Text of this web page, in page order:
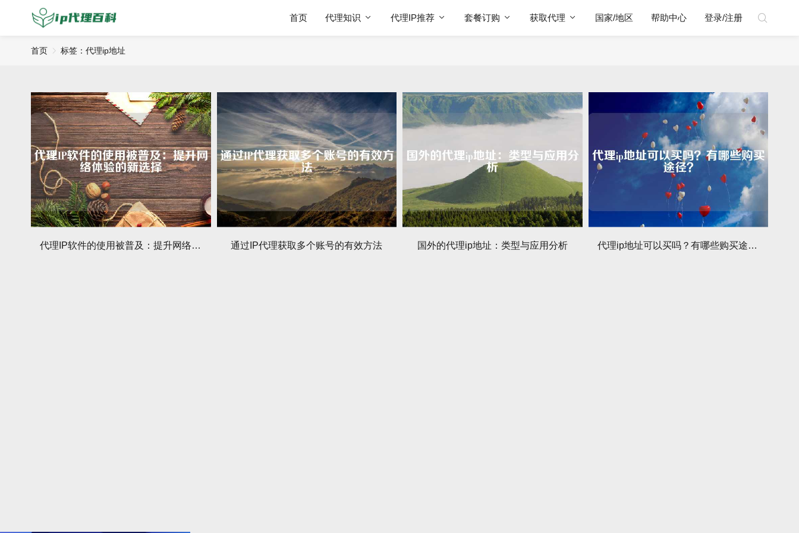
首页 代理知识 代理IP推荐 套餐订购 获取代理 国家/地区 帮助中心 登录/注册
首页 标签：代理ip地址
代理IP软件的使用被普及：提升网络体验的新选择 通过IP代理获取多个账号的有效方法 国外的代理ip地址：类型与应用分析 代理ip地址可以买吗？有哪些购买途径？